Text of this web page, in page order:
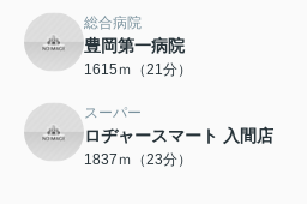
総合病院
豊岡第一病院
1615ｍ（21分）
スーパー
ロヂャースマート 入間店
1837ｍ（23分）